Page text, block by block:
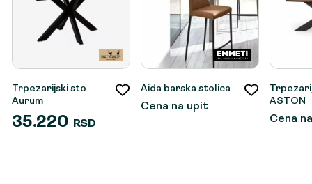
Trpezarijski sto
Aurum
35.220 RSD
Aida barska stolica
Cena na upit
ASTON
Cena